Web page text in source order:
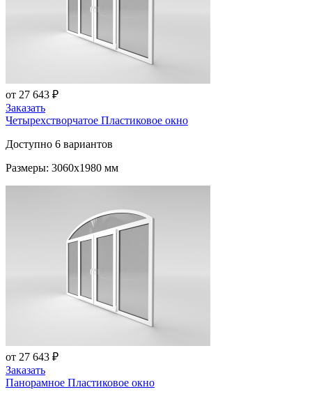
от 27 643 ₽
Заказать
Четырехстворчатое Пластиковое окно
Доступно 6 вариантов
Размеры: 3060x1980 мм
от 27 643 ₽
Заказать
Панорамное Пластиковое окно